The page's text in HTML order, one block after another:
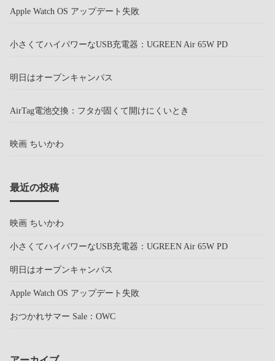
Apple Watch OS アップデート失敗
小さくてハイパワーなUSB充電器：UGREEN Air 65W PD
明日はオープンキャンパス
AirTag電池交換：フタが固くて開けにくいとき
映画 ちいかわ
最近の投稿
映画 ちいかわ
小さくてハイパワーなUSB充電器：UGREEN Air 65W PD
明日はオープンキャンパス
Apple Watch OS アップデート失敗
おつかれサマー Sale：OWC